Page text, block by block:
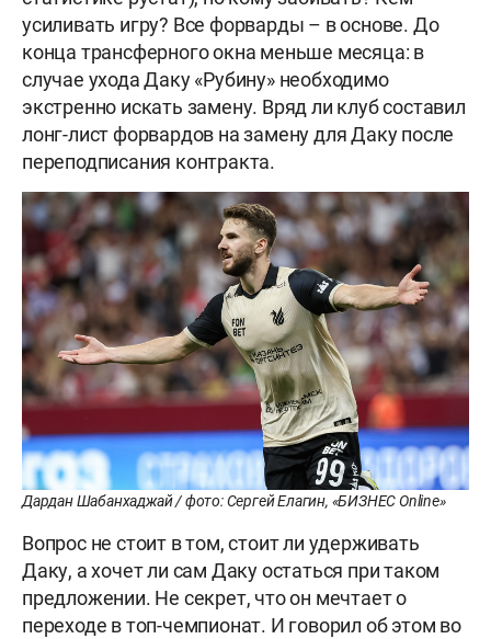
усиливать игру? Все форварды – в основе. До
конца трансферного окна меньше месяца: в
случае ухода Даку «Рубину» необходимо
экстренно искать замену. Вряд ли клуб составил
лонг-лист форвардов на замену для Даку после
переподписания контракта.
Дардан Шабанхаджай / фото: Сергей Елагин, «БИЗНЕС Online»
Вопрос не стоит в том, стоит ли удерживать
Даку, а хочет ли сам Даку остаться при таком
предложении. Не секрет, что он мечтает о
переходе в топ-чемпионат. И говорил об этом во